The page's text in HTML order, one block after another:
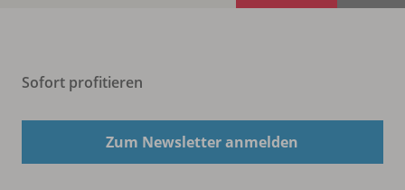
Sofort profitieren
Zum Newsletter anmelden